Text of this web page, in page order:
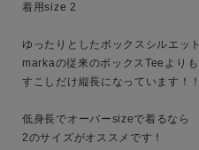
サイズ
ブランド
着用size 2
ゆったりとしたボックスシルエット
markaの従来のボックスTeeよりも
すこしだけ縦長になっています！！
低身長でオーバーsizeで着るなら
2のサイズがオススメです！